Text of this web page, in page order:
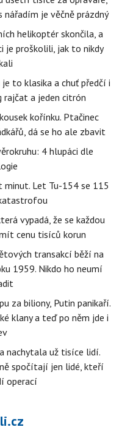
je věčně prázdný
helikoptér skončila, a
je proškolili, jak to nikdy
to klasika a chuť předčí i
rajčat a jeden citrón
kořínku. Ptačinec
dá se ho ale zbavit
4 hlupáci dle
minut. Let Tu-154 se 115
vypadá, že se každou
cenu tisíců korun
transakcí běží na
1959. Nikdo ho neumí
za biliony, Putin panikaří.
klany a teď po něm jde i
nachytala už tisíce lidí.
spočítají jen lidé, kteří
operací